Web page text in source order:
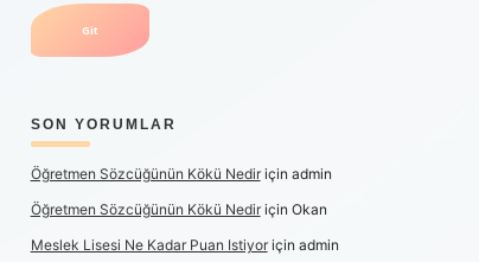
SON YORUMLAR
Öğretmen Sözcüğünün Kökü Nediriçin admin
Öğretmen Sözcüğünün Kökü Nediriçin Okan
Meslek Lisesi Ne Kadar Puan Istiyoriçin admin